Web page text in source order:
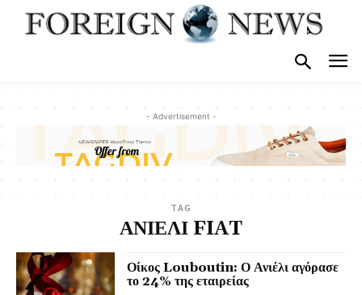
- Advertisement -
TAG
ΑΝΙΕΛΙ FIAT
Οίκος Louboutin: Ο Ανιέλι αγόρασε
το 24% της εταιρείας